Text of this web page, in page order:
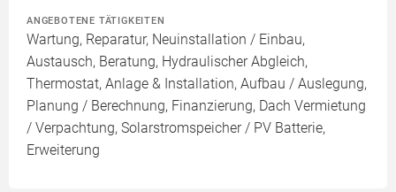
ANGEBOTENE TÄTIGKEITEN
Wartung, Reparatur, Neuinstallation / Einbau,
Austausch, Beratung, Hydraulischer Abgleich,
Thermostat, Anlage & Installation, Aufbau / Auslegung,
Planung / Berechnung, Finanzierung, Dach Vermietung
/ Verpachtung, Solarstromspeicher / PV Batterie,
Erweiterung